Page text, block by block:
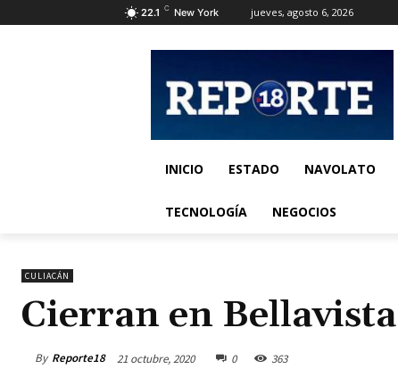
22.1 C New York jueves, agosto 6, 2026
INICIO ESTADO NAVOLATO
TECNOLOGÍA NEGOCIOS
CULIACÁN
Cierran en
By Reporte18 21 octubre, 2020 0 363